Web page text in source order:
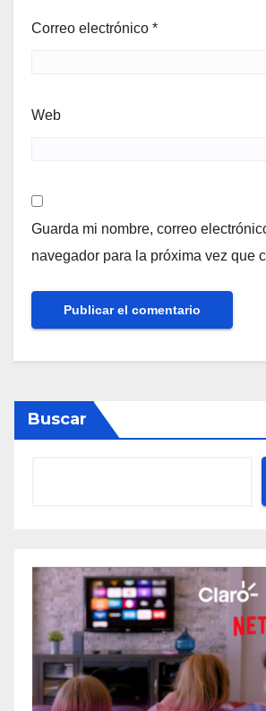
Correo electrónico *
Web
Guarda mi nombre, correo
navegador para la próxima vez que
Buscar